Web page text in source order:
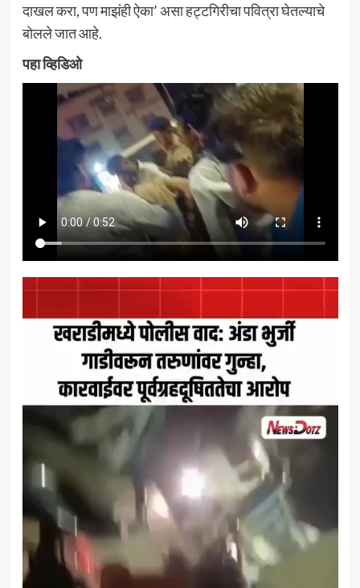
दाखल करा, पण माझंही ऐका’ असा हट्टगिरीचा पवित्रा घेतल्याचे
बोलले जात आहे.
पहा व्हिडिओ